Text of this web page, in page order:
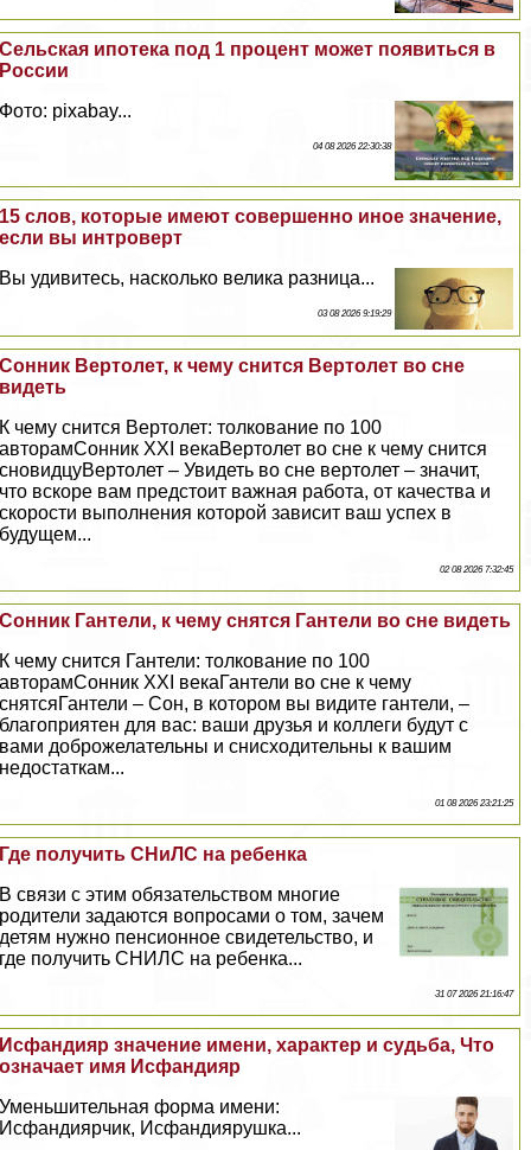
Сельская ипотека под 1 процент может появиться в
России
Фото: pixabay...
04 08 2026 22:30:38
15 слов, которые имеют совершенно иное значение,
если вы интроверт
Вы удивитесь, насколько велика разница...
03 08 2026 9:19:29
Сонник Вертолет, к чему снится Вертолет во сне
видеть
К чему снится Вертолет: толкование по 100
авторамСонник XXI векаВертолет во сне к чему снится
сновидцуВертолет – Увидеть во сне вертолет – значит,
что вскоре вам предстоит важная работа, от качества и
скорости выполнения которой зависит ваш успех в
будущем...
02 08 2026 7:32:45
Сонник Гантели, к чему снятся Гантели во сне видеть
К чему снится Гантели: толкование по 100
авторамСонник XXI векаГантели во сне к чему
снятсяГантели – Сон, в котором вы видите гантели, –
благоприятен для вас: ваши друзья и коллеги будут с
вами доброжелательны и снисходительны к вашим
недостаткам...
01 08 2026 23:21:25
Где получить СНиЛС на ребенка
В связи с этим обязательством многие
родители задаются вопросами о том, зачем
детям нужно пенсионное свидетельство, и
где получить СНИЛС на ребенка...
31 07 2026 21:16:47
Исфандияр значение имени, хаpaктер и судьба, Что
означает имя Исфандияр
Уменьшительная форма имени:
Исфандиярчик, Исфандиярушка...